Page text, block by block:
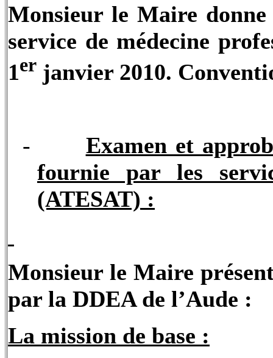
Monsieur le Maire
service de médecine
1er janvier 2010.
-
Examen et
fournie par les
(ATESAT) :
Monsieur le Maire
par la DDEA de l’Aude :
La mission de base :